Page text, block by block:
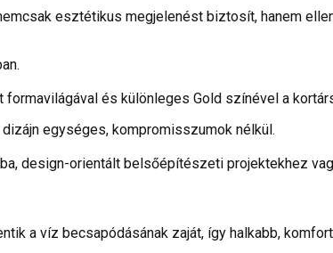
esztétikus megjelenést biztosít, hanem
és különleges Gold színével a
egységes, kompromisszumok nélkül.
design-orientált belsőépítészeti projektekhez
a víz becsapódásának zaját, így halkabb,